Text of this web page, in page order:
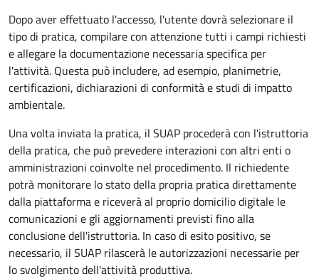
Dopo aver effettuato l'accesso, l'utente dovrà selezionare il
tipo di pratica, compilare con attenzione tutti i campi richiesti
e allegare la documentazione necessaria specifica per
l'attività. Questa può includere, ad esempio, planimetrie,
certificazioni, dichiarazioni di conformità e studi di impatto
ambientale.
Una volta inviata la pratica, il SUAP procederà con l'istruttoria
della pratica, che può prevedere interazioni con altri enti o
amministrazioni coinvolte nel procedimento. Il richiedente
potrà monitorare lo stato della propria pratica direttamente
dalla piattaforma e riceverà al proprio domicilio digitale le
comunicazioni e gli aggiornamenti previsti fino alla
conclusione dell'istruttoria. In caso di esito positivo, se
necessario, il SUAP rilascerà le autorizzazioni necessarie per
lo svolgimento dell'attività produttiva.